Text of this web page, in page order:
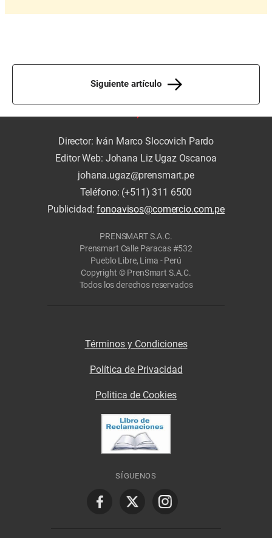
Siguiente artículo
Director: Iván Marco Slocovich Pardo
Editor Web: Johana Liz Ugaz Oscanoa
johana.ugaz@prensmart.pe
Teléfono: (+511) 311 6500
Publicidad:fonoavisos@comercio.com.pe
PRENSMART S.A.C.
Prensmart Calle Paracas #532
Pueblo Libre, Lima - Perú
Copyright © PrenSmart S.A.C.
Todos los derechos reservados
Términos y Condiciones
Política de Privacidad
Politica de Cookies
SÍGUENOS